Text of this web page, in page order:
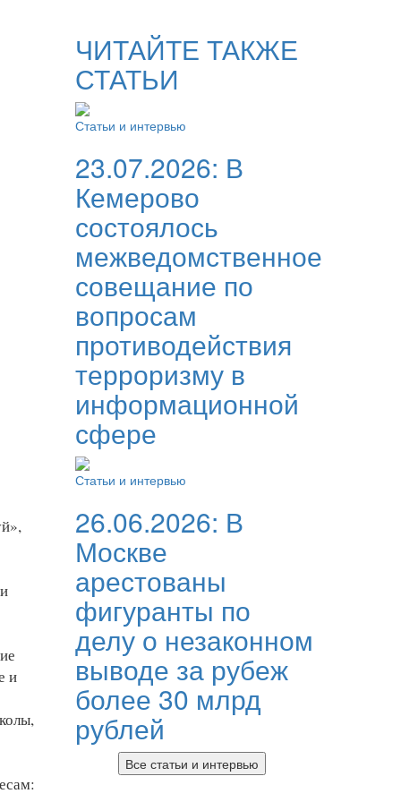
и
ЧИТАЙТЕ ТАКЖЕ
СТАТЬИ
Статьи и интервью
23.07.2026: В
Кемерово
состоялось
межведомственное
совещание по
вопросам
противодействия
терроризму в
информационной
сфере
Статьи и интервью
26.06.2026: В
Москве
арестованы
фигуранты по
делу о незаконном
выводе за рубеж
более 30 млрд
рублей
Все статьи и интервью